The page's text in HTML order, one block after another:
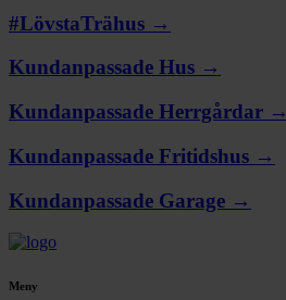
#LövstaTrähus →
Kundanpassade Hus →
Kundanpassade Herrgårdar →
Kundanpassade Fritidshus →
Kundanpassade Garage →
Meny